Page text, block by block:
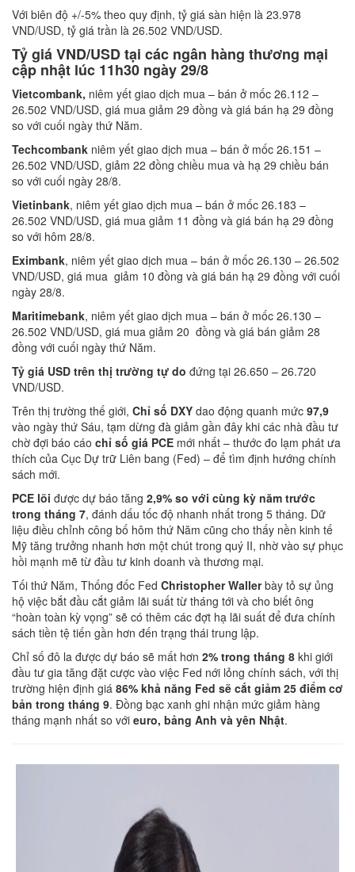
Với biên độ +/-5% theo quy định, tỷ giá sàn hiện là 23.978
VND/USD, tỷ giá trần là 26.502 VND/USD.
Tỷ giá VND/USD tại các ngân hàng thương mại
cập nhật lúc 11h30 ngày 29/8
Vietcombank, niêm yết giao dịch mua – bán ở mốc 26.112 –
26.502 VND/USD, giá mua giảm 29 đồng và giá bán hạ 29 đồng
so với cuối ngày thứ Năm.
Techcombank niêm yết giao dịch mua – bán ở mốc 26.151 –
26.502 VND/USD, giảm 22 đồng chiều mua và hạ 29 chiều bán
so với cuối ngày 28/8.
Vietinbank, niêm yết giao dịch mua – bán ở mốc 26.183 –
26.502 VND/USD, giá mua giảm 11 đồng và giá bán hạ 29 đồng
so với hôm 28/8.
Eximbank, niêm yết giao dịch mua – bán ở mốc 26.130 – 26.502
VND/USD, giá mua giảm 10 đồng và giá bán hạ 29 đồng với cuối
ngày 28/8.
Maritimebank, niêm yết giao dịch mua – bán ở mốc 26.130 –
26.502 VND/USD, giá mua giảm 20 đồng và giá bán giảm 28
đồng với cuối ngày thứ Năm.
Tỷ giá USD trên thị trường tự do đứng tại 26.650 – 26.720
VND/USD.
Trên thị trường thế giới, Chỉ số DXY dao động quanh mức 97,9
vào ngày thứ Sáu, tạm dừng đà giảm gần đây khi các nhà đầu tư
chờ đợi báo cáo chỉ số giá PCE mới nhất – thước đo lạm phát ưa
thích của Cục Dự trữ Liên bang (Fed) – để tìm định hướng chính
sách mới.
PCE lõi được dự báo tăng 2,9% so với cùng kỳ năm trước
trong tháng 7, đánh dấu tốc độ nhanh nhất trong 5 tháng. Dữ
liệu điều chỉnh công bố hôm thứ Năm cũng cho thấy nền kinh tế
Mỹ tăng trưởng nhanh hơn một chút trong quý II, nhờ vào sự phục
hồi mạnh mẽ từ đầu tư kinh doanh và thương mại.
Tối thứ Năm, Thống đốc Fed Christopher Wallerbày tỏ sự ủng
hộ việc bắt đầu cắt giảm lãi suất từ tháng tới và cho biết ông
“hoàn toàn kỳ vọng” sẽ có thêm các đợt hạ lãi suất để đưa chính
sách tiền tệ tiến gần hơn đến trạng thái trung lập.
Chỉ số đô la được dự báo sẽ mất hơn 2% trong tháng 8 khi giới
đầu tư gia tăng đặt cược vào việc Fed nới lỏng chính sách, với thị
trường hiện định giá 86% khả năng Fed sẽ cắt giảm 25 điểm cơ
bản trong tháng 9. Đồng bạc xanh ghi nhận mức giảm hàng
tháng mạnh nhất so với euro, bảng Anh và yên Nhật.